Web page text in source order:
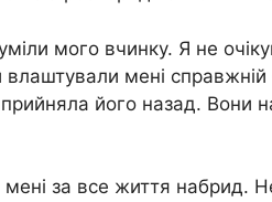
мого вчинку. Я не
влаштували мені
прийняла його назад. Вони
мені за все життя набрид.